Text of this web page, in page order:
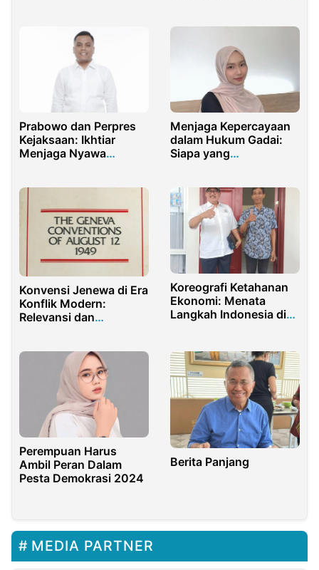
Prabowo dan Perpres
Kejaksaan: Ikhtiar
Menjaga Nyawa
Menjaga Kepercayaan
dalam Hukum Gadai:
Siapa yang
Konvensi Jenewa di Era
Konflik Modern:
Relevansi dan
Koreografi Ketahanan
Ekonomi: Menata
Langkah Indonesia di
Perempuan Harus
Ambil Peran Dalam
Pesta Demokrasi 2024
Berita Panjang
MEDIA PARTNER